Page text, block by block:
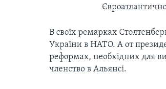
В своїх ремарках
України в НАТО. А от
реформах, необхідних для
членство в Альянсі.